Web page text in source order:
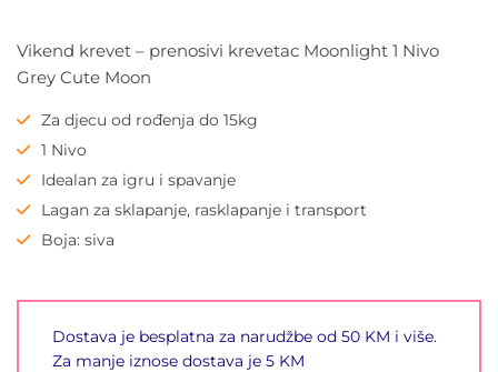
Vikend krevet – prenosivi krevetac Moonlight 1 Nivo
Grey Cute Moon
Za djecu od rođenja do 15kg
1 Nivo
Idealan za igru i spavanje
Lagan za sklapanje, rasklapanje i transport
Boja: siva
Dostava je besplatna za narudžbe od 50 KM i više.
Za manje iznose dostava je 5 KM